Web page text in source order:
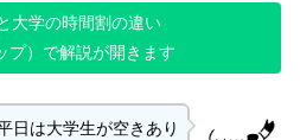
大学の時間割の違い
プ）で解説が開きます
日は大学生が空きあり